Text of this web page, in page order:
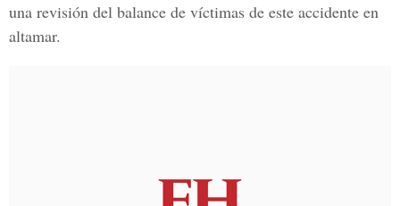
una revisión del balance de víctimas de este accidente en
altamar.